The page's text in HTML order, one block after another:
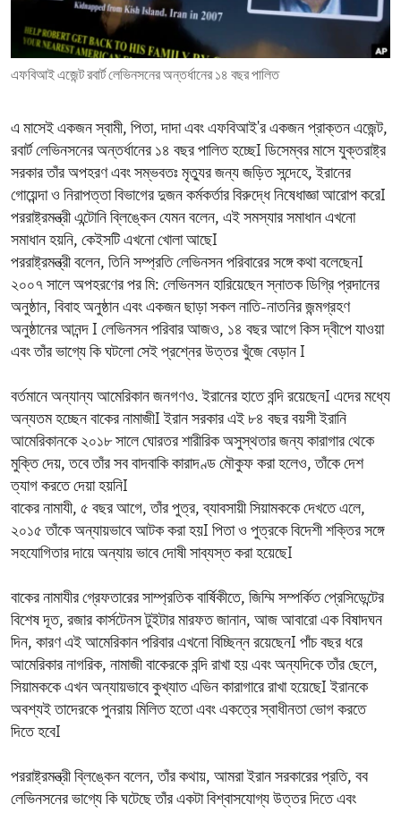
ENVIRONMENT AND HEALTH
IDEALS AND INSTITUTIONS
এফবিআই এজেন্ট রবার্ট লেভিনসনের অন্তর্ধানের ১৪ বছর পালিত
এ মাসেই একজন স্বামী, পিতা, দাদা এবং এফবিআই'র একজন প্রাক্তন এজেন্ট,
রবার্ট লেভিনসনের অন্তর্ধানের ১৪ বছর পালিত হচ্ছেI ডিসেম্বর মাসে যুক্তরাষ্ট্র
সরকার তাঁর অপহরণ এবং সম্ভবতঃ মৃত্যুর জন্য জড়িত সন্দেহে, ইরানের
গোয়েন্দা ও নিরাপত্তা বিভাগের দুজন কর্মকর্তার বিরুদ্ধে নিষেধাজ্ঞা আরোপ করেI
পররাষ্ট্রমন্ত্রী এন্টোনি ব্লিঙ্কেন যেমন বলেন, এই সমস্যার সমাধান এখনো
সমাধান হয়নি, কেইসটি এখনো খোলা আছেI
পররাষ্ট্রমন্ত্রী বলেন, তিনি সম্প্রতি লেভিনসন পরিবারের সঙ্গে কথা বলেছেনI
২০০৭ সালে অপহরণের পর মি: লেভিনসন হারিয়েছেন স্নাতক ডিগ্রি প্রদানের
অনুষ্ঠান, বিবাহ অনুষ্ঠান এবং একজন ছাড়া সকল নাতি-নাতনির জন্মগ্রহণ
অনুষ্ঠানের আনন্দ I লেভিনসন পরিবার আজও, ১৪ বছর আগে কিস দ্বীপে যাওয়া
এবং তাঁর ভাগ্যে কি ঘটলো সেই প্রশ্নের উত্তর খুঁজে বেড়ান I
বর্তমানে অন্যান্য আমেরিকান জনগণও. ইরানের হাতে বন্দি রয়েছেনI এদের মধ্যে
অন্যতম হচ্ছেন বাকের নামাজীI ইরান সরকার এই ৮৪ বছর বয়সী ইরানি
আমেরিকানকে ২০১৮ সালে ঘোরতর শারীরিক অসুস্থতার জন্য কারাগার থেকে
মুক্তি দেয়, তবে তাঁর সব বাদবাকি কারাদণ্ড মৌকুফ করা হলেও, তাঁকে দেশ
ত্যাগ করতে দেয়া হয়নিI
বাকের নামাযী, ৫ বছর আগে, তাঁর পুত্র, ব্যাবসায়ী সিয়ামককে দেখতে এলে,
২০১৫ তাঁকে অন্যায়ভাবে আটক করা হয়I পিতা ও পুত্রকে বিদেশী শক্তির সঙ্গে
সহযোগিতার দায়ে অন্যায় ভাবে দোষী সাব্যস্ত করা হয়েছেI
বাকের নামাযীর গ্রেফতারের সাম্প্রতিক বার্ষিকীতে, জিম্মি সম্পর্কিত প্রেসিডেন্টের
বিশেষ দূত, রজার কার্সটেনস টুইটার মারফত জানান, আজ আবারো এক বিষাদঘন
দিন, কারণ এই আমেরিকান পরিবার এখনো বিচ্ছিন্ন রয়েছেনI পাঁচ বছর ধরে
আমেরিকার নাগরিক, নামাজী বাকেরকে বন্দি রাখা হয় এবং অন্যদিকে তাঁর ছেলে,
সিয়ামককে এখন অন্যায়ভাবে কুখ্যাত এভিন কারাগারে রাখা হয়েছেI ইরানকে
অবশ্যই তাদেরকে পুনরায় মিলিত হতো এবং একত্রে স্বাধীনতা ভোগ করতে
দিতে হবেI
পররাষ্ট্রমন্ত্রী ব্লিঙ্কেন বলেন, তাঁর কথায়, আমরা ইরান সরকারের প্রতি, বব
লেভিনসনের ভাগ্যে কি ঘটেছে তাঁর একটা বিশ্বাসযোগ্য উত্তর দিতে এবং